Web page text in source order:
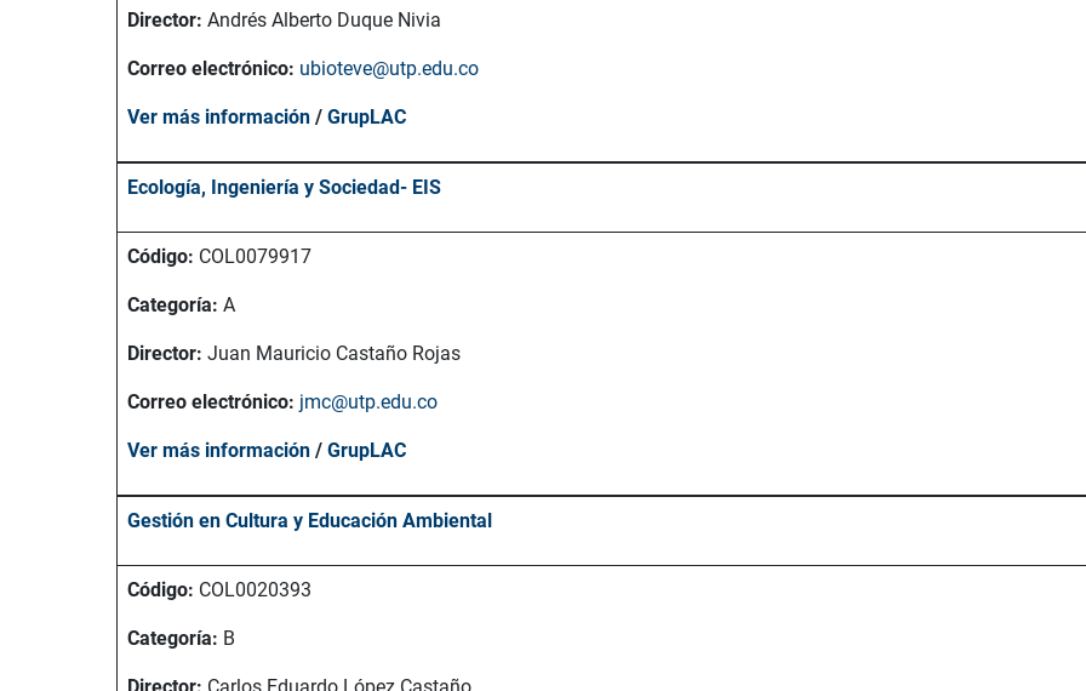
Director: Andrés Alberto Duque Nivia
Correo electrónico: ubioteve@utp.edu.co
Ver más información / GrupLAC
Ecología, Ingeniería y Sociedad- EIS
Código: COL0079917
Categoría: A
Director: Juan Mauricio Castaño Rojas
Correo electrónico: jmc@utp.edu.co
Ver más información / GrupLAC
Gestión en Cultura y Educación Ambiental
Código: COL0020393
Categoría: B